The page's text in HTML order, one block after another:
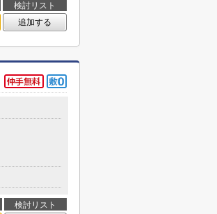
検討リスト
追加する
検討リスト